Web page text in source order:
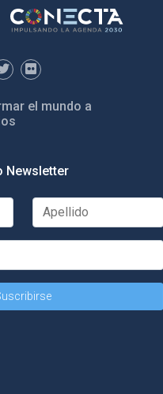
el mundo a
Newsletter